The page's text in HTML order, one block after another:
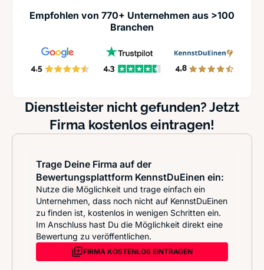
Empfohlen von 770+ Unternehmen aus >100
Branchen
Dienstleister nicht gefunden? Jetzt
Firma kostenlos eintragen!
Trage Deine Firma auf der
Bewertungsplattform KennstDuEinen ein:
Nutze die Möglichkeit und trage einfach ein
Unternehmen, dass noch nicht auf KennstDuEinen
zu finden ist, kostenlos in wenigen Schritten ein.
Im Anschluss hast Du die Möglichkeit direkt eine
Bewertung zu veröffentlichen.
FIRMA KOSTENLOS EINTRAGEN